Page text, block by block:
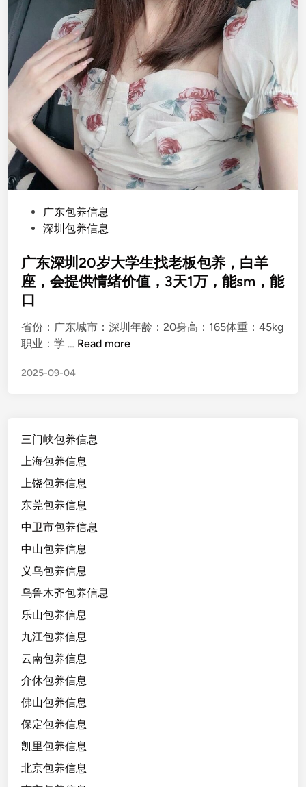
开
朗
温
柔
t
e
d
i
n
广东包养信息
深圳包养信息
广东深圳20岁大学生找老板包养，白羊
座，会提供情绪价值，3天1万，能sm，能
口
省份：广东城市：深圳年龄：20身高：165体重：45kg
职业：学 … 广
岁
大
生
找
老
包
养
，
羊
座
，
提
供
情
价
值
Read more
2025-09-04
三门峡包养信息
上海包养信息
上饶包养信息
东莞包养信息
中卫市包养信息
中山包养信息
义乌包养信息
乌鲁木齐包养信息
乐山包养信息
九江包养信息
云南包养信息
介休包养信息
佛山包养信息
保定包养信息
凯里包养信息
北京包养信息